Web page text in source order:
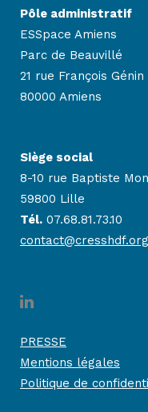
Pôle administratif
ESSpace Amiens
Parc de Beauvillé
21 rue François Génin
80000 Amiens
Siège social
8-10 rue Baptiste
59800 Lille
Tél. 07.68.81.73.10
contact@cresshdf.org
PRESSE
Mentions légales
Politique de